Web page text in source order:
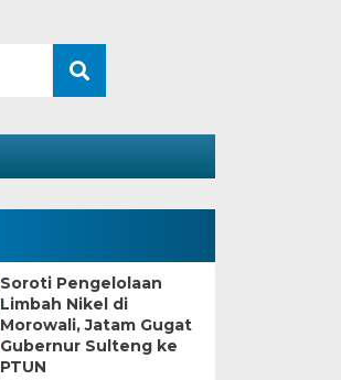
Soroti Pengelolaan
Limbah Nikel di
Morowali, Jatam Gugat
Gubernur Sulteng ke
PTUN